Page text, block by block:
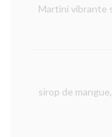
Martini vibrante
sirop de